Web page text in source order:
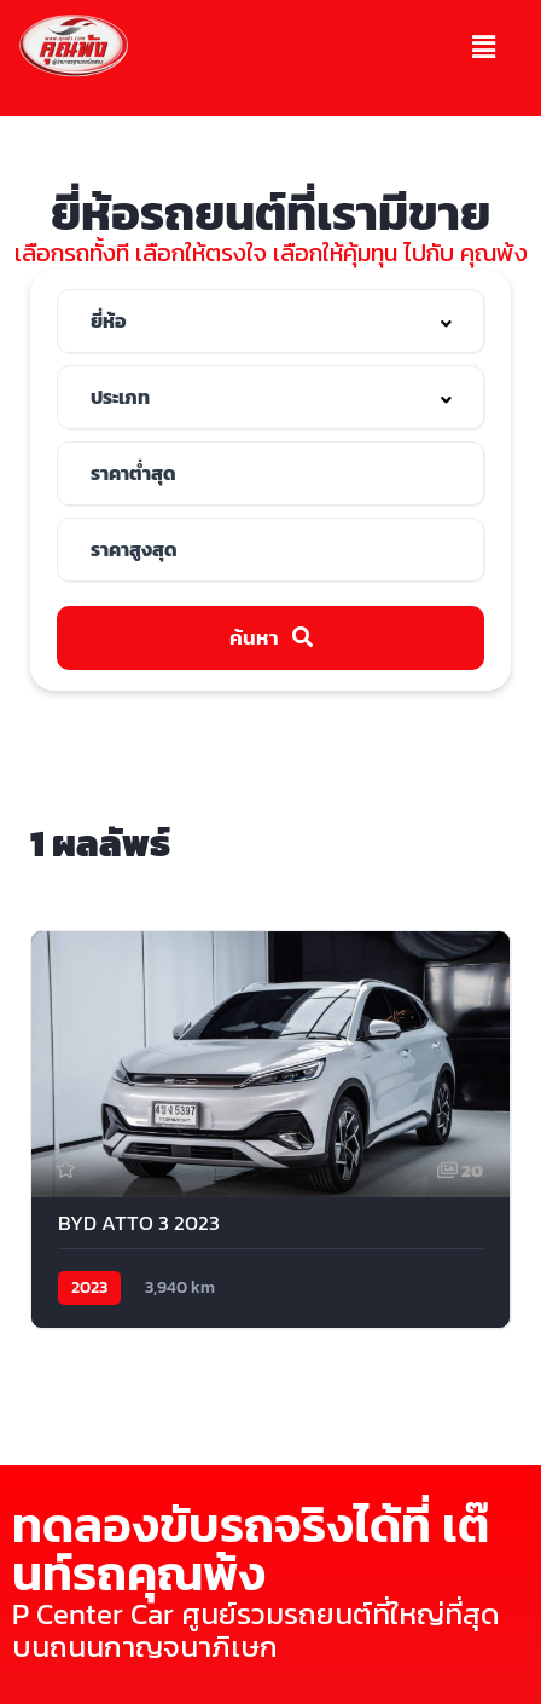
ยี่ห้อรถยนต์ที่เรามีขาย
เลือกรถทั้งที เลือกให้ตรงใจ เลือกให้คุ้มทุน ไปกับ คุณพ้ง
ค้นหา
1 ผลลัพธ์
20
BYD ATTO 3 2023
2023 3,940 km
ทดลองขับรถจริงได้ที่ เต๊
นท์รถคุณพ้ง
P Center Car ศูนย์รวมรถยนต์ที่ใหญ่ที่สุด
บนถนนกาญจนาภิเษก